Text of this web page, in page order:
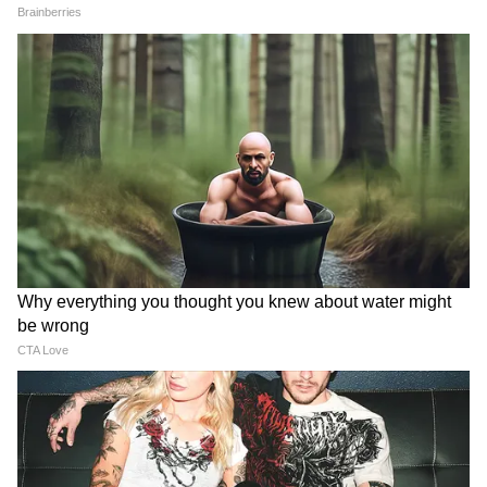
এই বিশেষ শ্রদ্ধার্ঘ্য নিঃসন্দেহে রাহুল অরুণোদয়
বন্দ্যোপাধ্যায়ের অনুরাগী ও ইস্টবেঙ্গল সমর্থকদের
জন্য এক আবেগঘন মুহূর্ত হয়ে উঠতে চলেছে।
Takht Movie: কেন মাঝপথে
থেমে গেল রণবীরের সবচেয়ে
দামী ছবি? ৮ বছর পর ফাঁস হল
আসল কারণ
স্বরূপের ফ্ল্যাটে হানা পুলিশের,
তলব স্বরূপ বিশ্বাসের ঘনিষ্ঠ
ফেডারেশনের চারজন